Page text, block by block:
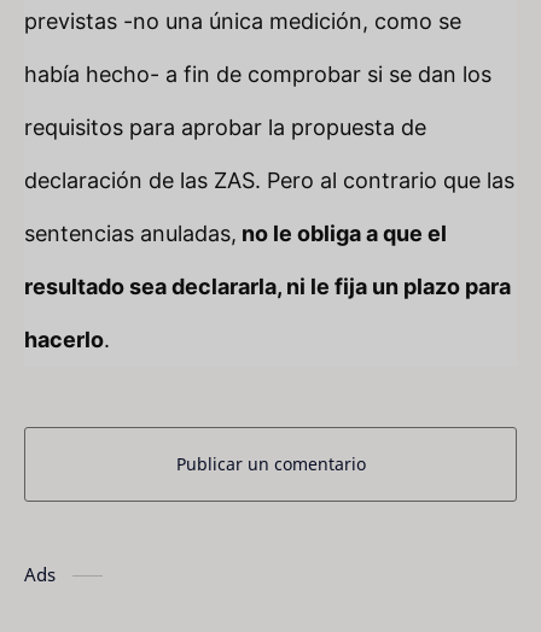
previstas -no una única medición, como se
había hecho- a fin de comprobar si se dan los
requisitos para aprobar la propuesta de
declaración de las ZAS. Pero al contrario que las
sentencias anuladas, no le obliga a que el
resultado sea declararla, ni le fija un plazo para
hacerlo.
Publicar un comentario
Ads